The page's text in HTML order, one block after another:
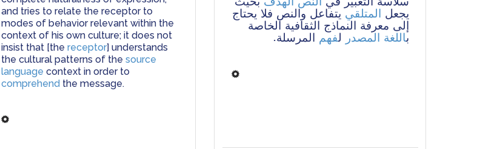
and tries to relate the receptor to
modes of behavior relevant within the
context of his own culture; it does not
insist that [the receptor] understands
the cultural patterns of the source
language
comprehend the message.
يجعل المتلقي
باللغة المصدر لفهم المرسلة.